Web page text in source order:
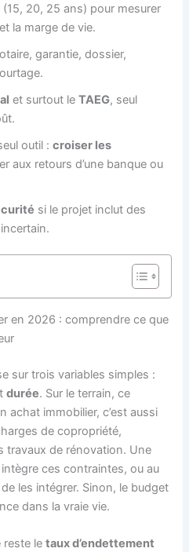
(15, 20, 25 ans) pour mesurer
la marge de vie.
garantie, dossier,
et surtout leTAEG, seul
outil :croiser les
aux retours d’une banque ou
si le projet inclut des
en 2026 : comprendre ce que
sur trois variables simples :
durée. Sur le terrain, ce
achat immobilier, c’est aussi
de copropriété,
travaux de rénovation. Une
ces contraintes, ou au
les intégrer. Sinon, le budget
dans la vraie vie.
reste letaux d’endettement